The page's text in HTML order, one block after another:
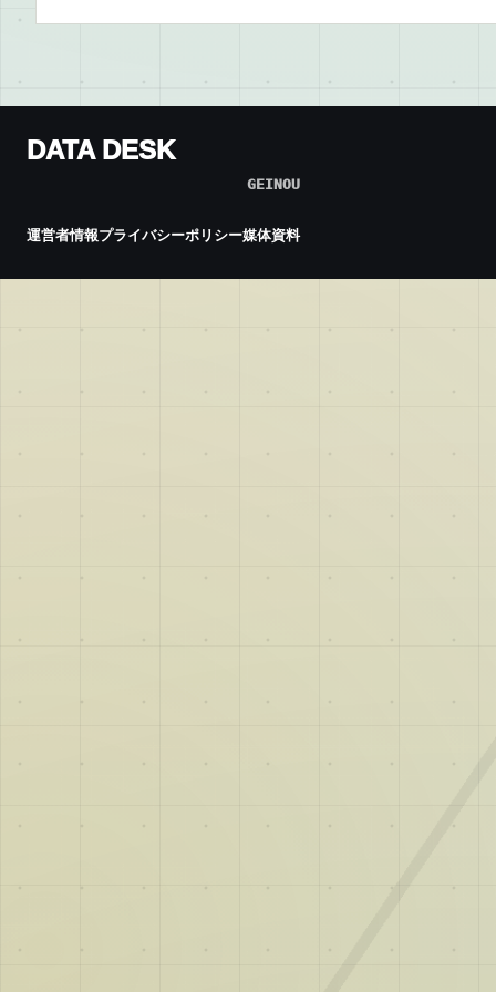
DATA DESK
GEINOU
運営者情報プライバシーポリシー媒体資料